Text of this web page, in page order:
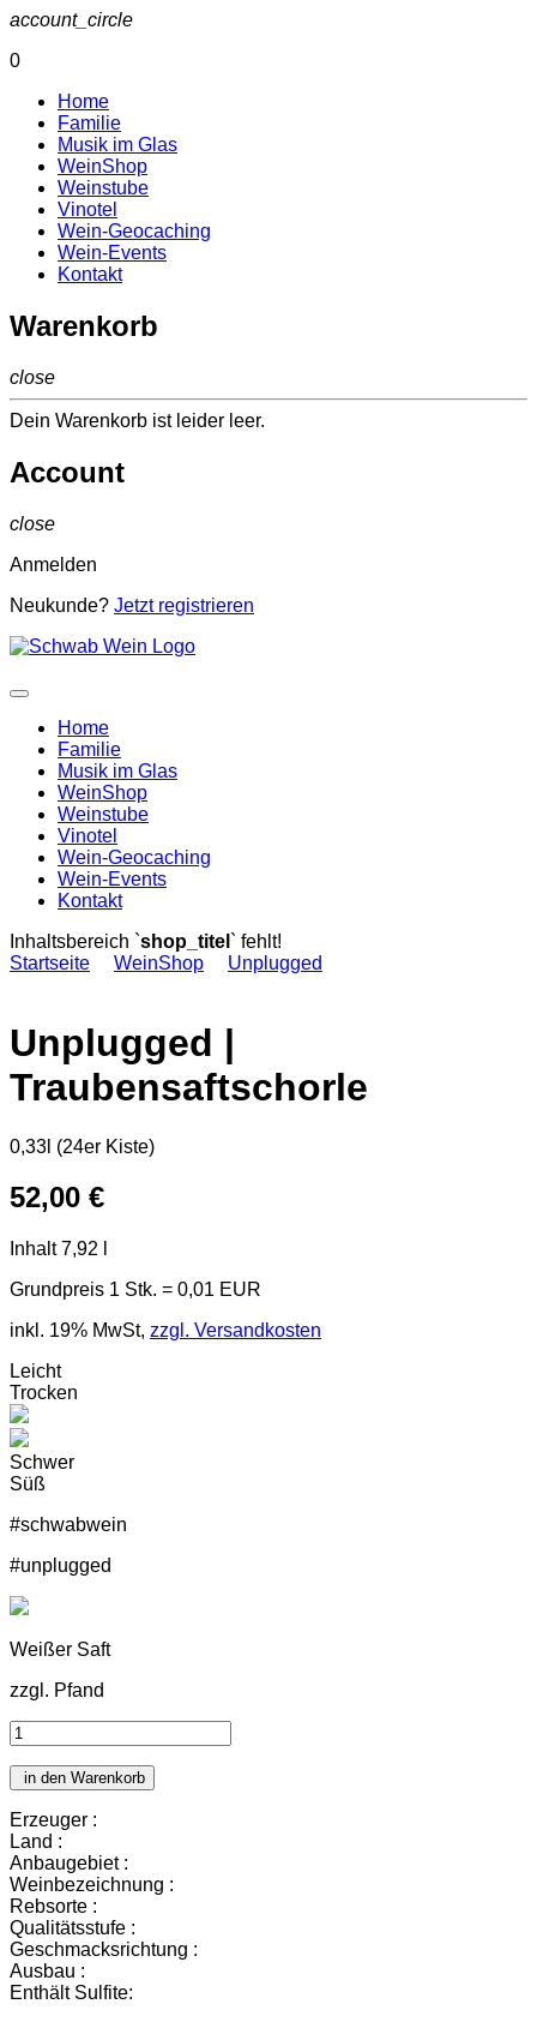
account_circle
0
Home
Familie
Musik im Glas
WeinShop
Weinstube
Vinotel
Wein-Geocaching
Wein-Events
Kontakt
Warenkorb
close
Dein Warenkorb ist leider leer.
Account
close
Anmelden
Neukunde? Jetzt registrieren
Home
Familie
Musik im Glas
WeinShop
Weinstube
Vinotel
Wein-Geocaching
Wein-Events
Kontakt
Inhaltsbereich `shop_titel ` fehlt!
Startseite
WeinShop Unplugged
Unplugged |
Traubensaftschorle
0,33l (24er Kiste)
52,00 €
Inhalt 7,92 l
Grundpreis 1 Stk. = 0,01 EUR
inkl. 19% MwSt, zzgl. Versandkosten
Leicht
Trocken
Schwer
Süß
#schwabwein
#unplugged
Weißer Saft
zzgl. Pfand
in den Warenkorb
Erzeuger :
Land :
Anbaugebiet :
Weinbezeichnung :
Rebsorte :
Qualitätsstufe :
Geschmacksrichtung :
Ausbau :
Enthält Sulfite: